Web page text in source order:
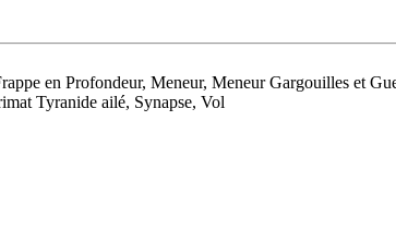
en Profondeur, Meneur, Meneur Gargouilles et
Tyranide ailé, Synapse, Vol